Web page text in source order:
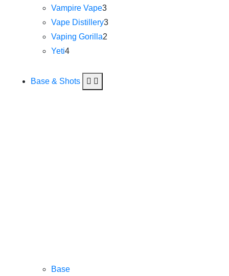
Vampire Vape3
Vape Distillery3
Vaping Gorilla2
Yeti4
Base & Shots
Base